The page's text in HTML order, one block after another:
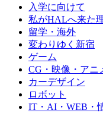
入学に向けて
私がHALへ来た
留学・海外
変わりゆく新宿
ゲーム
CG・映像・アニ
カーデザイン
ロボット
IT・AI・WEB・